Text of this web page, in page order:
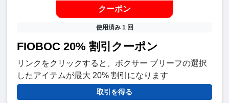
クーポン
使用済み 1 回
FIOBOC 20% 割引クーポン
リンクをクリックすると、ボクサー ブリーフの選択
したアイテムが最大 20% 割引になります
取引を得る